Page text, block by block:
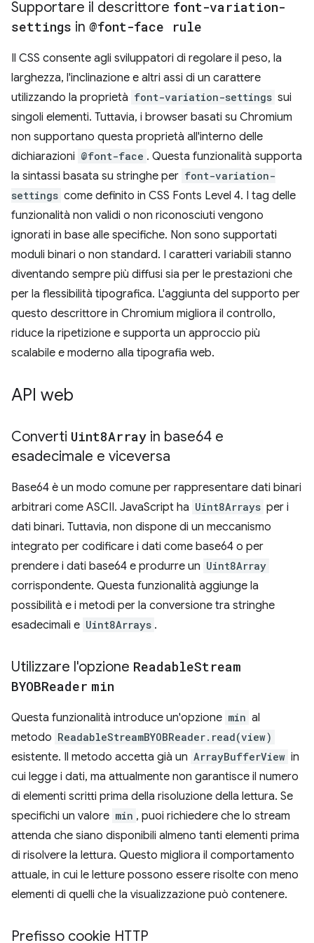
Supportare il descrittore font-variation-
settings in @font-face rule
Il CSS consente agli sviluppatori di regolare il peso, la
larghezza, l'inclinazione e altri assi di un carattere
utilizzando la proprietà font-variation-settings sui
singoli elementi. Tuttavia, i browser basati su Chromium
non supportano questa proprietà all'interno delle
dichiarazioni @font-face . Questa funzionalità supporta
la sintassi basata su stringhe per font-variation-
settings come definito in CSS Fonts Level 4. I tag delle
funzionalità non validi o non riconosciuti vengono
ignorati in base alle specifiche. Non sono supportati
moduli binari o non standard. I caratteri variabili stanno
diventando sempre più diffusi sia per le prestazioni che
per la flessibilità tipografica. L'aggiunta del supporto per
questo descrittore in Chromium migliora il controllo,
riduce la ripetizione e supporta un approccio più
scalabile e moderno alla tipografia web.
API web
Converti Uint8Array in base64 e
esadecimale e viceversa
Base64 è un modo comune per rappresentare dati binari
arbitrari come ASCII. JavaScript ha Uint8Arrays per i
dati binari. Tuttavia, non dispone di un meccanismo
integrato per codificare i dati come base64 o per
prendere i dati base64 e produrre un Uint8Array
corrispondente. Questa funzionalità aggiunge la
possibilità e i metodi per la conversione tra stringhe
esadecimali e Uint8Arrays .
Utilizzare l'opzione ReadableStream
BYOBReader min
Questa funzionalità introduce un'opzione min al
metodo ReadableStreamBYOBReader.read(view)
esistente. Il metodo accetta già un ArrayBufferView in
cui legge i dati, ma attualmente non garantisce il numero
di elementi scritti prima della risoluzione della lettura. Se
specifichi un valore min , puoi richiedere che lo stream
attenda che siano disponibili almeno tanti elementi prima
di risolvere la lettura. Questo migliora il comportamento
attuale, in cui le letture possono essere risolte con meno
elementi di quelli che la visualizzazione può contenere.
Prefisso cookie HTTP